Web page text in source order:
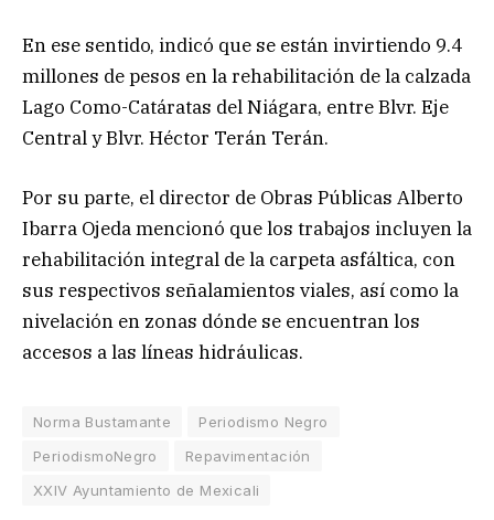
En ese sentido, indicó que se están invirtiendo 9.4
millones de pesos en la rehabilitación de la calzada
Lago Como-Catáratas del Niágara, entre Blvr. Eje
Central y Blvr. Héctor Terán Terán.
Por su parte, el director de Obras Públicas Alberto
Ibarra Ojeda mencionó que los trabajos incluyen la
rehabilitación integral de la carpeta asfáltica, con
sus respectivos señalamientos viales, así como la
nivelación en zonas dónde se encuentran los
accesos a las líneas hidráulicas.
Norma Bustamante
Periodismo Negro
PeriodismoNegro
Repavimentación
XXIV Ayuntamiento de Mexicali